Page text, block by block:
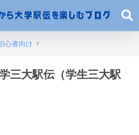
心者向け
三大駅伝（学生三大駅